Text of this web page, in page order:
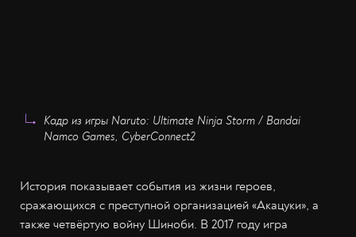
Кадр из игры Naruto: Ultimate Ninja Storm / Bandai
Namco Games, CyberConnect2
История показывает события из жизни героев,
сражающихся с преступной организацией «Акацуки», а
также четвёртую войну Шиноби. В 2017 году игра